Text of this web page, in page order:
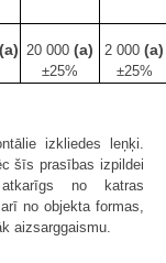
(a) 20 000 (a)
±25%
2 000 (a)
±25%
izkliedes leņķi.
šīs prasības izpildei
no katras
no objekta formas,
aizsarggaismu.